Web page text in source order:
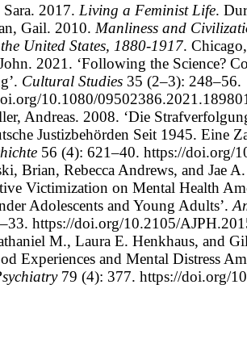
2017. Living a Feminist Life.
Gail. 2010. Manliness and
United States, 1880-1917.
2021. ‘Following the Science?
Cultural Studies 35 (2–3): 248–56.
10.1080/
Andreas. 2008. ‘Die
Justizbehörden Seit 1945. Eine
56 (4): 621–40. https://doi.org/
Brian, Rebecca Andrews, and Jae
Victimization on Mental Health
Adolescents and Young Adults’.
https://doi.org/10.2105/
M., Laura E. Henkhaus, and
Experiences and Mental Distress
79 (4): 377. https://doi.org/